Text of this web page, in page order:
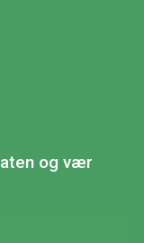
og vær